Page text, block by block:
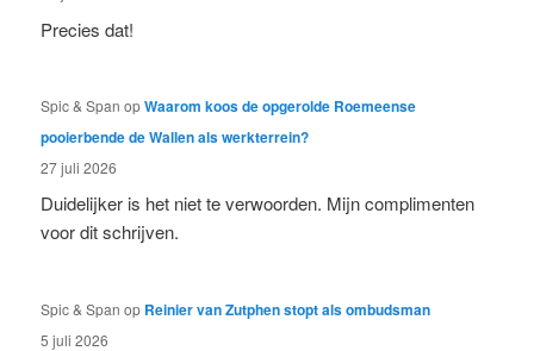
Precies dat!
Spic & Span opWaarom koos de opgerolde Roemeense
pooierbende de Wallen als werkterrein?
27 juli 2026
Duidelijker is het niet te verwoorden. Mijn complimenten
voor dit schrijven.
Spic & Span op Reinier van Zutphen stopt als ombudsman
5 juli 2026